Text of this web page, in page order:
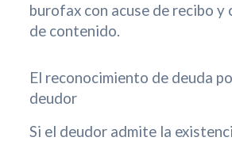
burofax con acuse de recibo
de contenido.
El reconocimiento de deuda
deudor
Si el deudor admite la